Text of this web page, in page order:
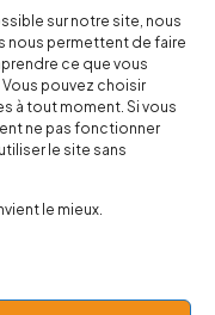
sur notre site, nous
nous permettent de faire
ce que vous
pouvez choisir
à tout moment. Si vous
ne pas fonctionner
le site sans
le mieux.